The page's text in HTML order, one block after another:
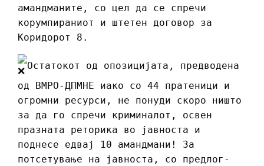
амандманите, со цел да се спречи
корумпираниот и штетен договор за
Коридорот 8.
Остатокот од опозицијата, предводена
од ВМРО-ДПМНЕ иако со 44 пратеници и
огромни ресурси, не понуди скоро ништо
за да го спречи криминалот, освен
празната реторика во јавноста и
поднесе едвај 10 амандмани! За
потсетување на јавноста, со предлог-